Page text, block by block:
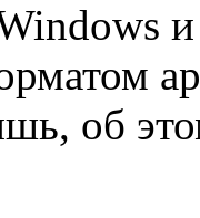
об